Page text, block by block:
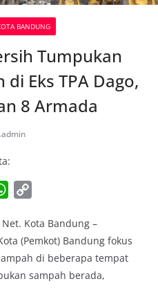
BANDUNG
Tumpukan
di Eks TPA Dago,
8 Armada
admin
W
a
t
s
A
p
y
L
i
Kota Bandung –
(Pemkot) Bandung fokus
di beberapa tempat
sampah berada,